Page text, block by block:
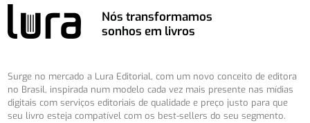
Nós transformamos
sonhos em livros
Surge no mercado a Lura Editorial, com um novo conceito de editora
no Brasil, inspirada num modelo cada vez mais presente nas mídias
digitais com serviços editoriais de qualidade e preço justo para que
seu livro esteja compatível com os best-sellers do seu segmento.